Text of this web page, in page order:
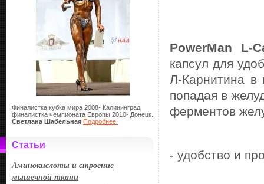
Финалистка кубка мира 2008- Калининград,
финалистка чемпионата Европы 2010- Донецк.
Светлана Шабельная Подробнее.
Статьи
Аминокислоты и строение
мышечной ткани
PowerMan L-
капсул для
Л-Карнитина в
попадая в
ферментов
- удобство и